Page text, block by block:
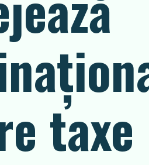
taxe